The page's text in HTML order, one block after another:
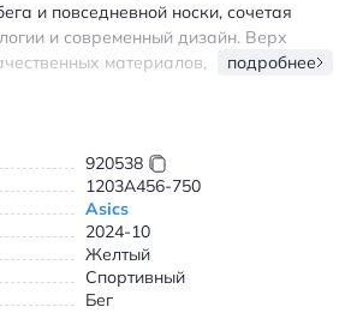
и повседневной носки, сочетая
и современный дизайн. Верх
материалов,
Gel гарантирует комфорт при
Подходит для тренировок на
надежную фиксацию стопы.
активного образа жизни,
и функциональности. Асикс Гел-
для бега жёлтые с
подробнее
920538
1203A456-750
Asics
2024-10
Желтый
Спортивный
Бег